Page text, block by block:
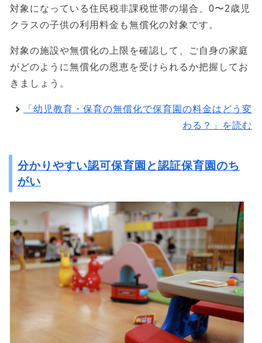
対象になっている住民税非課税世帯の場合、0〜2歳児
クラスの子供の利用料金も無償化の対象です。
対象の施設や無償化の上限を確認して、ご自身の家庭
がどのように無償化の恩恵を受けられるか把握してお
きましょう。
「幼児教育・保育の無償化で保育園の料金はどう変
わる？」を読む
分かりやすい認可保育園と認証保育園のち
がい